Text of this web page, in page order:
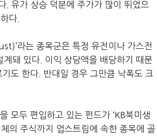
. 유가 상승 덕분에 주가가 많이 뛰었으
다.
라는 종목군은 특정 유전이나 가스전
돼 있다. 이익 상당액을 배당하기 때문
도 한다. 반대일 경우 그만큼 낙폭도 크
모두 편입하고 있는 펀드가 ‘KB북미생
의 주식까지 업스트림에 속한 종목에 골